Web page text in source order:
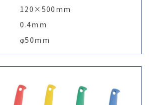
120×500mm
0.4mm
φ50mm